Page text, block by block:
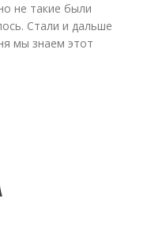
не такие были
Стали и дальше
мы знаем этот